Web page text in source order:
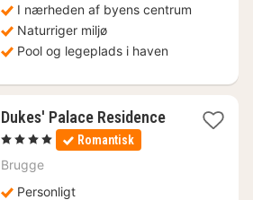
I nærheden af byens centrum
Naturriger miljø
Pool og legeplads i haven
Dukes' Palace Residence1
, 4 Stjerner Romantisk
Brugge
Personligt